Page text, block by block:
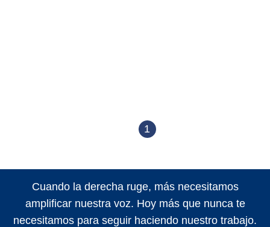
1
Cuando la derecha ruge, más necesitamos
amplificar nuestra voz. Hoy más que nunca te
necesitamos para seguir haciendo nuestro trabajo.